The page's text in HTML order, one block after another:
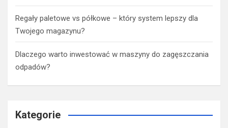
Regały paletowe vs półkowe – który system lepszy dla
Twojego magazynu?
Dlaczego warto inwestować w maszyny do zagęszczania
odpadów?
Kategorie